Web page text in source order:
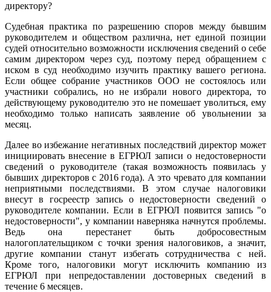
директору?
Судебная практика по разрешению споров между бывшим
руководителем и обществом различна, нет единой позиции
судей относительно возможности исключения сведений о себе
самим директором через суд, поэтому перед обращением с
иском в суд необходимо изучить практику вашего региона.
Если общее собрание участников ООО не состоялось или
участники собрались, но не избрали нового директора, то
действующему руководителю это не помешает уволиться, ему
необходимо только написать заявление об увольнении за
месяц.
Далее во избежание негативных последствий директор может
инициировать внесение в ЕГРЮЛ записи о недостоверности
сведений о руководителе (такая возможность появилась у
бывших директоров с 2016 года). А это чревато для компании
неприятными последствиями. В этом случае налоговики
внесут в госреестр запись о недостоверности сведений о
руководителе компании. Если в ЕГРЮЛ появится запись "о
недостоверности", у компании наверняка начнутся проблемы.
Ведь она перестанет быть добросовестным
налогоплательщиком с точки зрения налоговиков, а значит,
другие компании станут избегать сотрудничества с ней.
Кроме того, налоговики могут исключить компанию из
ЕГРЮЛ при непредоставлении достоверных сведений в
течение 6 месяцев.